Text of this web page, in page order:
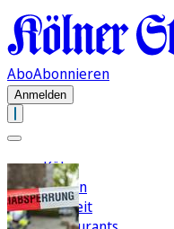
AboAbonnieren
Anmelden
Köln
Region
Freizeit